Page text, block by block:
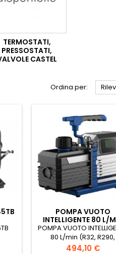
TERMOSTATI,
PRESSOSTATI,
CASTEL
Ordina per:
POMPA VUOTO
INTELLIGENTE 80 L/
(R32, R290,
POMPA VUOTO
80 L/min (R32, R290,
R1234YF)
Prezzo
494,10 €